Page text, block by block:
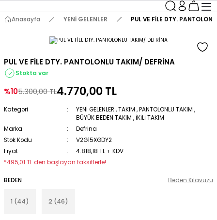
Anasayfa YENİ GELENLER PUL VE FİLE DTY.
PUL VE FİLE DTY. PANTOLONLU TAKIM/ DEFRİNA
Stokta var
%105.300,00 TL4.770,00 TL
Kategori YENİ GELENLER ,TAKIM ,PANTOLONLU TAKIM ,
BÜYÜK BEDEN TAKIM , İKİLİ TAKIM
Marka
Defrina
Stok Kodu
V2G15XGDY2
Fiyat
4.818,18 TL + KDV
*495,01 TL den başlayan taksitlerle!
BEDEN
1 (44) 2 (46)
Beden Kılavuzu